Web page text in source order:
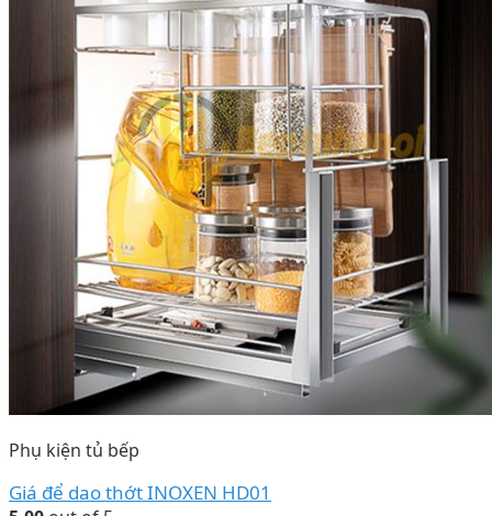
Phụ kiện tủ bếp
Giá để dao thớt INOXEN HD01